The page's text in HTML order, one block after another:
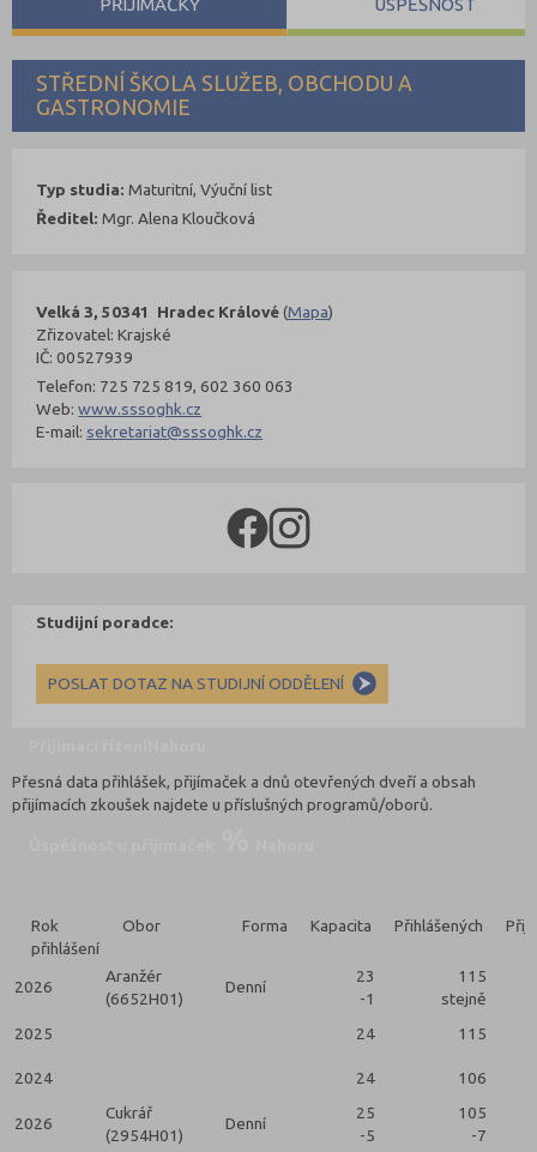
STŘEDNÍ ŠKOLA SLUŽEB, OBCHODU A
GASTRONOMIE
Velká 3, 50341 Hradec Králové(Mapa)
Zřizovatel: Krajské
IČ: 00527939
Telefon: 725 725 819, 602 360 063
Web:www.sssoghk.cz
E-mail: sekretariat@sssoghk.cz
Typ studia: Maturitní, Výuční list
Ředitel: Mgr. Alena Kloučková
Studijní poradce:
POSLAT DOTAZ NA STUDIJNÍ ODDĚLENÍ
PŘIJÍMAČKY ÚSPĚŠNOST
Přesná data přihlášek, přijímaček a dnů otevřených dveří a obsah
přijímacích zkoušek najdete u příslušných programů/oborů.
Rok
přihlášení
Obor Forma Kapacita Přihlášených
2026
Aranžér
(6652H01)
Denní
23
-1
115
stejně
2025
24 115
2024 24 106
2026
Cukrář
(2954H01)
Denní
25
-5
105
-7